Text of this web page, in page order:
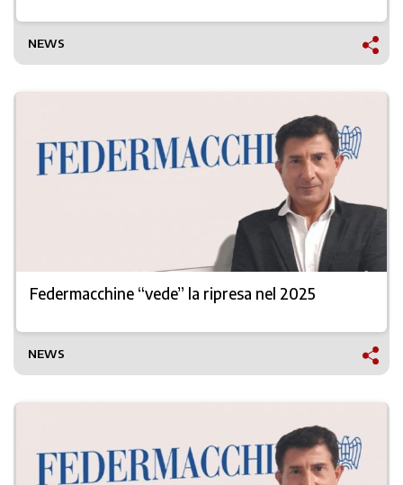
NEWS
Federmacchine “vede” la ripresa nel 2025
NEWS